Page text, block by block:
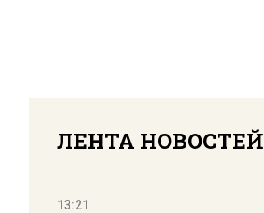
ЛЕНТА НОВОСТЕЙ
13:21